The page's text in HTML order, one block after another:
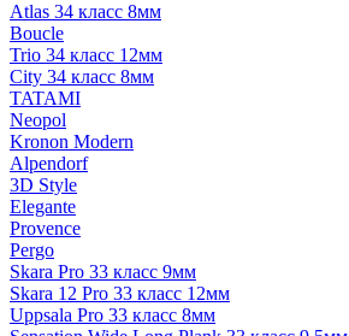
Atlas 34 класс 8мм
Boucle
Trio 34 класс 12мм
City 34 класс 8мм
TATAMI
Neopol
Kronon Modern
Alpendorf
3D Style
Elegante
Provence
Pergo
Skara Pro 33 класс 9мм
Skara 12 Pro 33 класс 12мм
Uppsala Pro 33 класс 8мм